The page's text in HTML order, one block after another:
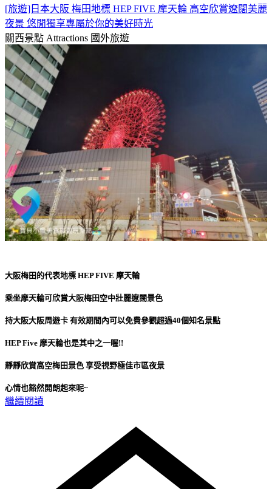
[旅遊]日本大阪 梅田地標 HEP FIVE 摩天輪 高空欣賞遼闊美麗
夜景 悠閒獨享專屬於你的美好時光
關西景點 Attractions 國外旅遊
大阪梅田的代表地標 HEP FIVE 摩天輪
乘坐摩天輪可欣賞大阪梅田空中壯麗遼闊景色
持大阪大阪周遊卡 有效期間內可以免費參觀超過40個知名景點
HEP Five 摩天輪也是其中之一喔!!
靜靜欣賞高空梅田景色 享受視野極佳市區夜景
心情也豁然開朗起來呢~
繼續閱讀